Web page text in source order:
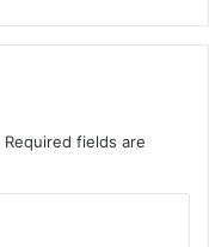
Required fields are